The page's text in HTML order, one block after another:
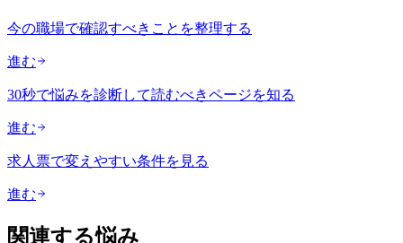
今の職場で確認すべきことを整理する
進む
30秒で悩みを診断して読むべきページを知る
進む
求人票で変えやすい条件を見る
進む
関連する悩み